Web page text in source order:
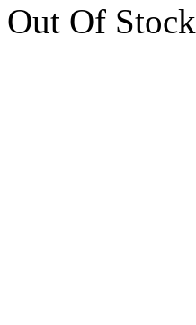
Out Of Stock